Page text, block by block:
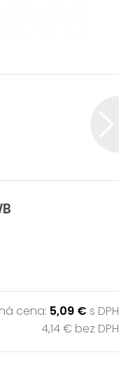
cena: 5,09 € s DPH
4,14 € bez DPH